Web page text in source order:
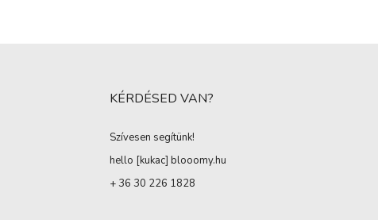
KÉRDÉSED VAN?
Szívesen segítünk!
hello [kukac] blooomy.hu
+ 36 30 226 1828